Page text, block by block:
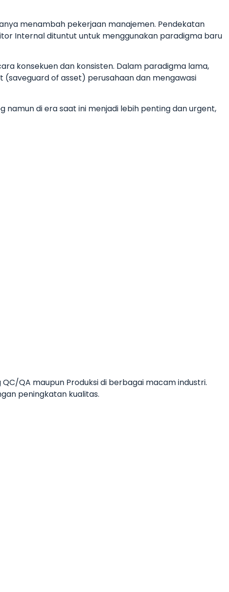
menambah pekerjaan manajemen. Pendekatan
Internal dituntut untuk menggunakan paradigma baru
konsekuen dan konsisten. Dalam paradigma lama,
of asset) perusahaan dan mengawasi
namun di era saat ini menjadi lebih penting dan urgent,
QA maupun Produksi di berbagai macam industri.
peningkatan kualitas.